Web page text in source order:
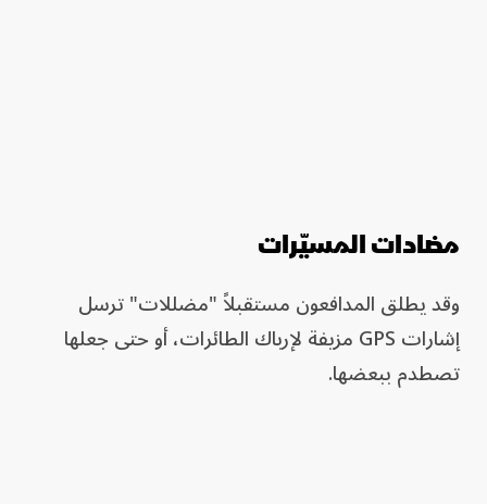
مضادات المسيّرات
وقد يطلق المدافعون مستقبلاً "مضللات" ترسل
إشارات GPS مزيفة لإرباك الطائرات، أو حتى جعلها
تصطدم ببعضها.